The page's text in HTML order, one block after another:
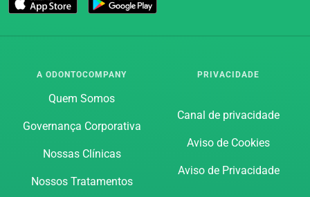
A ODONTOCOMPANY
Quem Somos
Governança Corporativa
Nossas Clínicas
Nossos Tratamentos
PRIVACIDADE
Canal de privacidade
Aviso de Cookies
Aviso de Privacidade